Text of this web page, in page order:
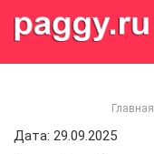
Главная
Дата: 29.09.2025